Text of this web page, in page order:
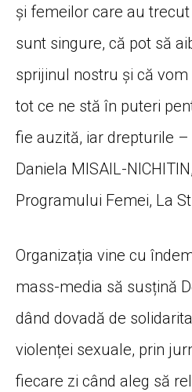
și femeilor care au
sunt singure, că pot să
sprijinul nostru și că
tot ce ne stă în puteri
fie auzită, iar drepturile –
Daniela MISAIL-
Programului Femei, La
Organizația vine cu
mass-media să susțină
dând dovadă de
violenței sexuale, prin
fiecare zi când aleg să